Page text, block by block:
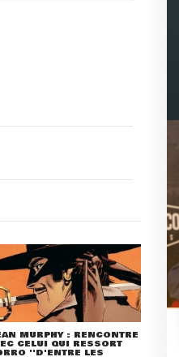
MURPHY : RENCONTRE
CELUI QUI RESSORT
''D'ENTRE LES